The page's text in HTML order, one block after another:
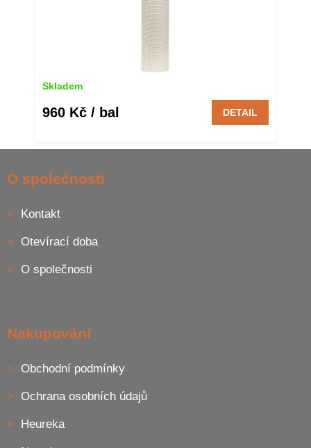
Skladem
960 Kč / bal DETAIL
O společnosti
Kontakt
Otevírací doba
O společnosti
Nakupování
Obchodní podmínky
Ochrana osobních údajů
Heureka